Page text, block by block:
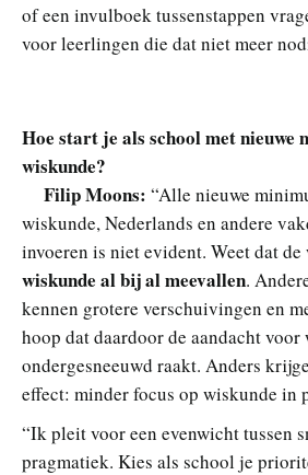
of een invulboek tussenstappen
voor leerlingen die dat niet meer
Hoe start je als school met nieuwe
wiskunde?
Filip Moons: “Alle nieuwe
wiskunde, Nederlands en andere
invoeren is niet evident. Weet dat de
wiskunde al bij al meevallen.
kennen grotere verschuivingen en
hoop dat daardoor de aandacht
ondergesneeuwd raakt. Anders
effect: minder focus op wiskunde in
“Ik pleit voor een evenwicht tussen
pragmatiek. Kies als school je